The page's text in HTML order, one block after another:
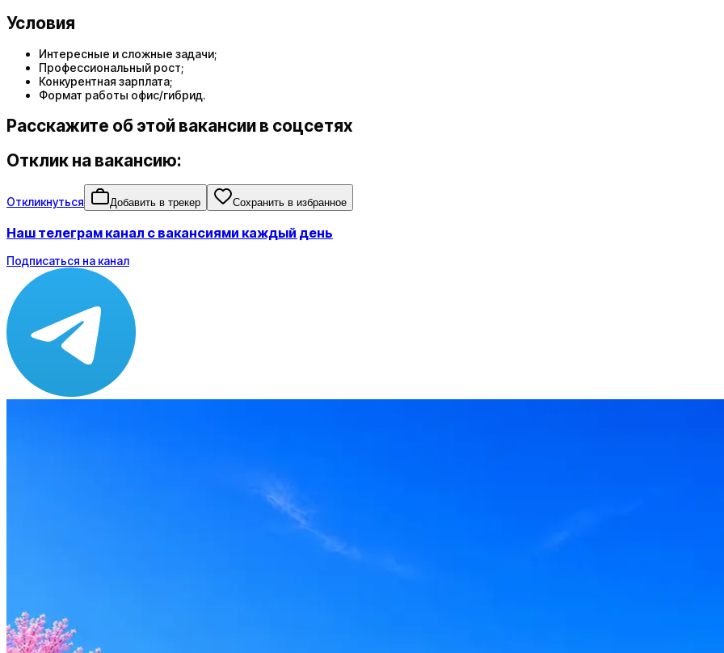
Условия
Интересные и сложные задачи;
Профессиональный рост;
Конкурентная зарплата;
Формат работы офис/гибрид.
Расскажите об этой вакансии в соцсетях
Отклик на вакансию:
Откликнуться Добавить в трекер Сохранить в избранное
Наш телеграм канал с вакансиями каждый день
Подписаться на канал